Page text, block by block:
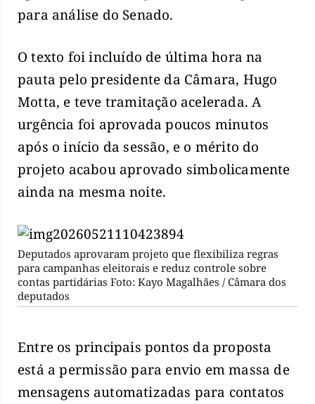
para análise do Senado.
O texto foi incluído de última hora na
pauta pelo presidente da Câmara, Hugo
Motta, e teve tramitação acelerada. A
urgência foi aprovada poucos minutos
após o início da sessão, e o mérito do
projeto acabou aprovado simbolicamente
ainda na mesma noite.
Deputados aprovaram projeto que flexibiliza regras
para campanhas eleitorais e reduz controle sobre
contas partidárias Foto: Kayo Magalhães / Câmara dos
deputados
Entre os principais pontos da proposta
está a permissão para envio em massa de
mensagens automatizadas para contatos